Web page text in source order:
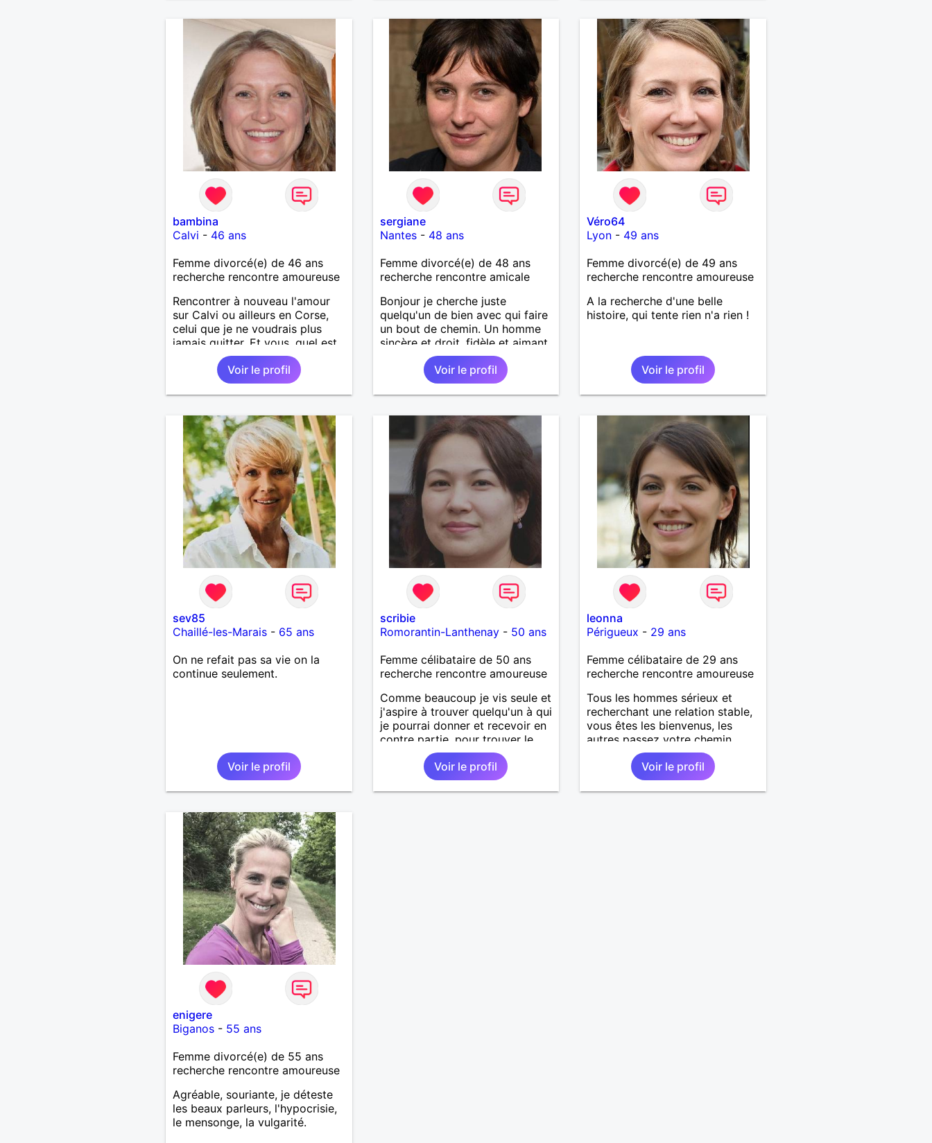
bambina
Calvi - 46 ans
Femme divorcé(e) de 46 ans
recherche rencontre amoureuse
Rencontrer à nouveau l'amour
sur Calvi ou ailleurs en Corse,
celui que je ne voudrais plus
jamais quitter. Et vous, quel est
votre rêve ?
Voir le profil
sergiane
Nantes- 48 ans
Femme divorcé(e) de 48 ans
recherche rencontre amicale
Bonjour je cherche juste
quelqu'un de bien avec qui faire
un bout de chemin. Un homme
sincère et droit, fidèle et aimant
tous les petits plaisirs de la vie.
Voir le profil
Véro64
Lyon - 49 ans
Femme divorcé(e) de 49 ans
recherche rencontre amoureuse
A la recherche d'une belle
histoire, qui tente rien n'a rien !
Voir le profil
sev85
Chaillé-les-Marais- 65 ans
On ne refait pas sa vie on la
continue seulement.
Voir le profil
scribie
Romorantin-Lanthenay- 50 ans
Femme célibataire de 50 ans
recherche rencontre amoureuse
Comme beaucoup je vis seule et
j'aspire à trouver quelqu'un à qui
je pourrai donner et recevoir en
contre partie, pour trouver le
bonheur tout seimplement.
Voir le profil
leonna
Périgueux - 29 ans
Femme célibataire de 29 ans
recherche rencontre amoureuse
Tous les hommes sérieux et
recherchant une relation stable,
vous êtes les bienvenus, les
autres passez votre chemin.
Voir le profil
enigere
Biganos- 55 ans
Femme divorcé(e) de 55 ans
recherche rencontre amoureuse
Agréable, souriante, je déteste
les beaux parleurs, l'hypocrisie,
le mensonge, la vulgarité.